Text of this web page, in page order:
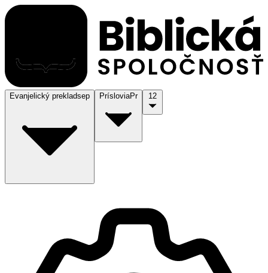
Evanjelický prekladsep PrísloviaPr